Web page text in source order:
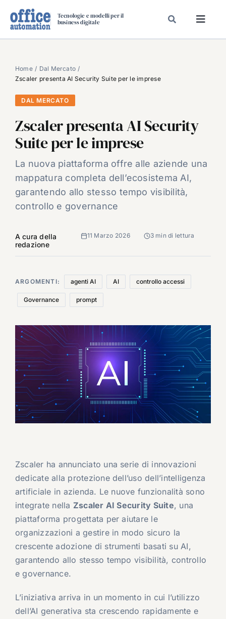
Tecnologie e modelli per il
business digitale
SPECIAL PAPER
TAVOLE ROTONDE DI REDAZIONE
DAL MERCATO
CARRIERE
VIDEO
EVENTI
CHI SIAMO
Home
Dal Mercato
Zscaler presenta AI Security Suite per le imprese
DAL MERCATO
Zscaler presenta AI Security
Suite per le imprese
La nuova piattaforma offre alle aziende una
mappatura completa dell’ecosistema AI,
garantendo allo stesso tempo visibilità,
controllo e governance
A cura della
redazione
11 Marzo 2026 3 min di lettura
ARGOMENTI: agenti AI AI controllo accessi
Governance prompt
Zscaler ha annunciato una serie di innovazioni
dedicate alla protezione dell’uso dell’intelligenza
artificiale in azienda. Le nuove funzionalità sono
integrate nella Zscaler AI Security Suite, una
piattaforma progettata per aiutare le
organizzazioni a gestire in modo sicuro la
crescente adozione di strumenti basati su AI,
garantendo allo stesso tempo visibilità, controllo
e governance.
L’iniziativa arriva in un momento in cui l’utilizzo
dell’AI generativa sta crescendo rapidamente e